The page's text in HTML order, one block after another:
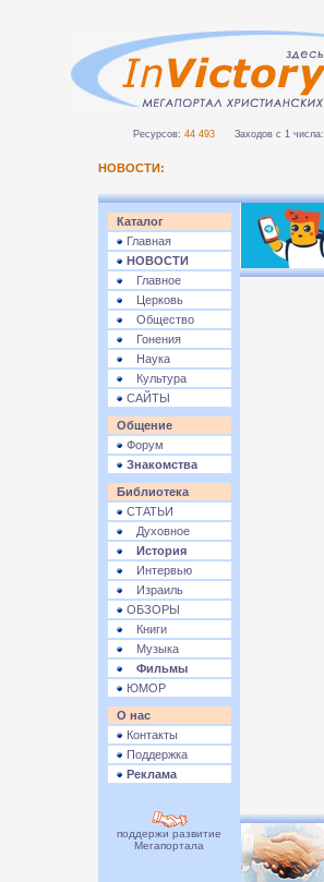
Ресурсов: 44 493 Заходов с 1 числа:
НОВОСТИ:
Каталог
Главная
НОВОСТИ
Главное
Церковь
Общество
Гонения
Наука
Культура
САЙТЫ
Общение
Форум
Знакомства
Библиотека
СТАТЬИ
Духовное
История
Интервью
Израиль
ОБЗОРЫ
Книги
Музыка
Фильмы
ЮМОР
О нас
Контакты
Поддержка
Реклама
поддержи развитие
Мегапортала